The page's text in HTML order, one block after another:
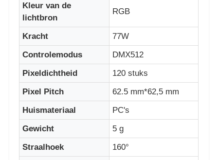
Fabrieksreis
Kwaliteitscontrole
Neem contact met ons op
Nieuws
Alle Gevallen
Kleur van de
lichtbron
RGB
Kracht
77W
Controlemodus
DMX512
Pixeldichtheid
120 stuks
Pixel Pitch
62.5 mm*62,5 mm
Huismateriaal
PC's
Gewicht
5 g
Straalhoek
160°